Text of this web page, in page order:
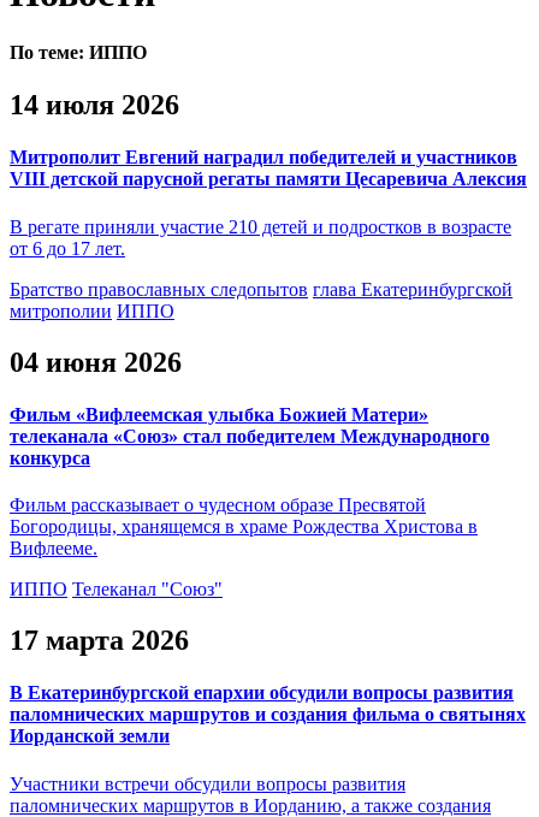
По теме: ИППО
14 июля 2026
Митрополит Евгений наградил победителей и участников
VIII детской парусной регаты памяти Цесаревича Алексия
В регате приняли участие 210 детей и подростков в возрасте
от 6 до 17 лет.
Братство православных следопытов глава Екатеринбургской
митрополии ИППО
04 июня 2026
Фильм «Вифлеемская улыбка Божией Матери»
телеканала «Союз» стал победителем Международного
конкурса
Фильм рассказывает о чудесном образе Пресвятой
Богородицы, хранящемся в храме Рождества Христова в
Вифлееме.
ИППО Телеканал "Союз"
17 марта 2026
В Екатеринбургской епархии обсудили вопросы развития
паломнических маршрутов и создания фильма о святынях
Иорданской земли
Участники встречи обсудили вопросы развития
паломнических маршрутов в Иорданию, а также создания